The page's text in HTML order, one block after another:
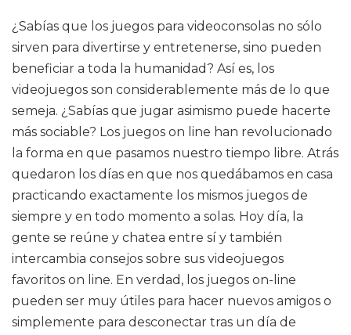
¿Sabías que los juegos para videoconsolas no sólo
sirven para divertirse y entretenerse, sino pueden
beneficiar a toda la humanidad? Así es, los
videojuegos son considerablemente más de lo que
semeja. ¿Sabías que jugar asimismo puede hacerte
más sociable? Los juegos on line han revolucionado
la forma en que pasamos nuestro tiempo libre. Atrás
quedaron los días en que nos quedábamos en casa
practicando exactamente los mismos juegos de
siempre y en todo momento a solas. Hoy día, la
gente se reúne y chatea entre sí y también
intercambia consejos sobre sus videojuegos
favoritos on line. En verdad, los juegos on-line
pueden ser muy útiles para hacer nuevos amigos o
simplemente para desconectar tras un día de